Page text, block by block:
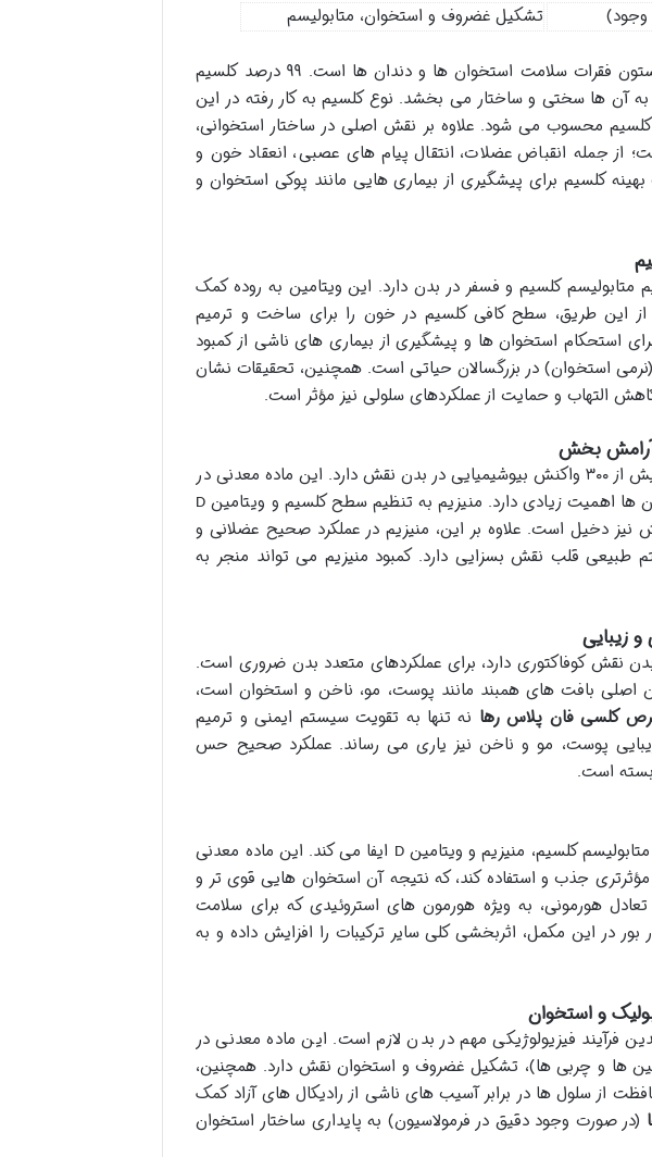
تشکیل غضروف و استخوان، متابولیسم
کلسیم، فراوان ترین ماده معدنی در بدن انسان، ستون فقرات سلامت استخوان ها و دندان ها است. ۹۹ درصد کلسیم
آن ها سختی و ساختار می بخشد. نوع کلسیم به کار رفته در این
محسوب می شود. علاوه بر نقش اصلی در ساختار استخوانی،
از جمله انقباض عضلات، انتقال پیام های عصبی، انعقاد خون و
کلسیم برای پیشگیری از بیماری هایی مانند پوکی استخوان و
متابولیسم کلسیم و فسفر در بدن دارد. این ویتامین به روده کمک
این طریق، سطح کافی کلسیم در خون را برای ساخت و ترمیم
استحکام استخوان ها و پیشگیری از بیماری های ناشی از کمبود
استخوان) در بزرگسالان حیاتی است. همچنین، تحقیقات نشان
التهاب و حمایت از عملکردهای سلولی نیز مؤثر است.
آرامش بخش
منیزیم یک ماده معدنی ضروری دیگر است که در بیش از ۳۰۰ واکنش بیوشیمیایی در بدن نقش دارد. این ماده معدنی در
ها اهمیت زیادی دارد. منیزیم به تنظیم سطح کلسیم و ویتامین D
نیز دخیل است. علاوه بر این، منیزیم در عملکرد صحیح عضلانی و
طبیعی قلب نقش بسزایی دارد. کمبود منیزیم می تواند منجر به
زیبایی
حیاتی که در بیش از ۲۰۰ آنزیم بدن نقش کوفاکتوری دارد، برای عملکردهای متعدد بدن ضروری است.
اصلی بافت های همبند مانند پوست، مو، ناخن و استخوان است،
کلسی فان پلاس رها نه تنها به تقویت سیستم ایمنی و ترمیم
پوست، مو و ناخن نیز یاری می رساند. عملکرد صحیح حس
است.
کلسیم، منیزیم و ویتامینD ایفا می کند. این ماده معدنی
جذب و استفاده کند، که نتیجه آن استخوان هایی قوی تر و
هورمونی، به ویژه هورمون های استروئیدی که برای سلامت
در این مکمل، اثربخشی کلی سایر ترکیبات را افزایش داده و به
و استخوان
فرآیند فیزیولوژیکی مهم در بدن لازم است. این ماده معدنی در
ها و چربی ها)، تشکیل غضروف و استخوان نقش دارد. همچنین،
از سلول ها در برابر آسیب های ناشی از رادیکال های آزاد کمک
(در صورت وجود دقیق در فرمولاسیون) به پایداری ساختار استخوان